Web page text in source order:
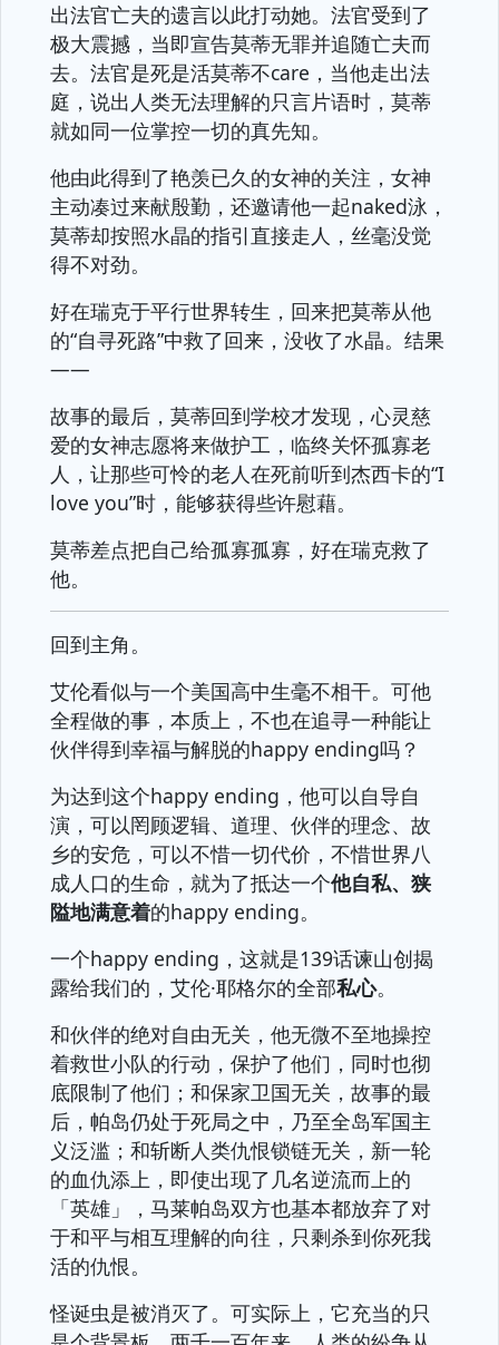
出法官亡夫的遗言以此打动她。法官受到了
极大震撼，当即宣告莫蒂无罪并追随亡夫而
去。法官是死是活莫蒂不care，当他走出法
庭，说出人类无法理解的只言片语时，莫蒂
就如同一位掌控一切的真先知。
他由此得到了艳羡已久的女神的关注，女神
主动凑过来献殷勤，还邀请他一起naked泳，
莫蒂却按照水晶的指引直接走人，丝毫没觉
得不对劲。
好在瑞克于平行世界转生，回来把莫蒂从他
的“自寻死路”中救了回来，没收了水晶。结果
——
故事的最后，莫蒂回到学校才发现，心灵慈
爱的女神志愿将来做护工，临终关怀孤寡老
人，让那些可怜的老人在死前听到杰西卡的“I
love you”时，能够获得些许慰藉。
莫蒂差点把自己给孤寡孤寡，好在瑞克救了
他。
回到主角。
艾伦看似与一个美国高中生毫不相干。可他
全程做的事，本质上，不也在追寻一种能让
伙伴得到幸福与解脱的happy ending吗？
为达到这个happy ending，他可以自导自
演，可以罔顾逻辑、道理、伙伴的理念、故
乡的安危，可以不惜一切代价，不惜世界八
成人口的生命，就为了抵达一个他自私、狭
隘地满意着的happy ending。
一个happy ending，这就是139话谏山创揭
露给我们的，艾伦·耶格尔的全部私心。
和伙伴的绝对自由无关，他无微不至地操控
着救世小队的行动，保护了他们，同时也彻
底限制了他们；和保家卫国无关，故事的最
后，帕岛仍处于死局之中，乃至全岛军国主
义泛滥；和斩断人类仇恨锁链无关，新一轮
的血仇添上，即使出现了几名逆流而上的
「英雄」，马莱帕岛双方也基本都放弃了对
于和平与相互理解的向往，只剩杀到你死我
活的仇恨。
怪诞虫是被消灭了。可实际上，它充当的只